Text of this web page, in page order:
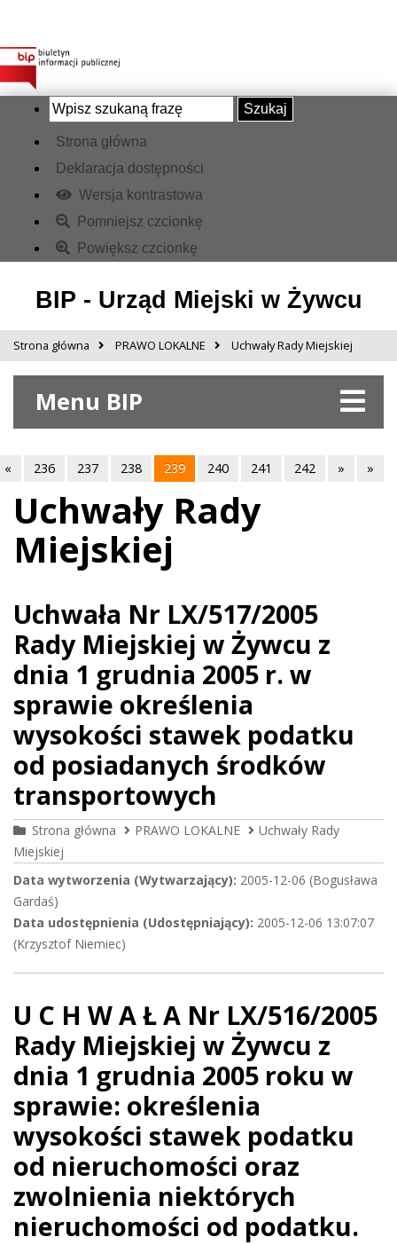
Szukaj
Strona główna
Deklaracja dostępności
Wersja kontrastowa
Pomniejsz czcionkę
Powiększ czcionkę
BIP - Urząd Miejski w Żywcu
Strona główna PRAWO LOKALNE Uchwały Rady Miejskiej
Menu BIP
« 236 237 238 239 240 241 242 » »
Uchwały Rady
Miejskiej
Uchwała Nr LX/517/2005
Rady Miejskiej w Żywcu z
dnia 1 grudnia 2005 r. w
sprawie określenia
wysokości stawek podatku
od posiadanych środków
transportowych
Strona główna PRAWO LOKALNE
Uchwały Rady
Miejskiej
Data wytworzenia (Wytwarzający): 2005-12-06 (Bogusława
Gardaś)
Data udostępnienia (Udostępniający): 2005-12-06 13:07:07
(Krzysztof Niemiec)
U C H W A Ł A Nr LX/516/2005
Rady Miejskiej w Żywcu z
dnia 1 grudnia 2005 roku w
sprawie: określenia
wysokości stawek podatku
od nieruchomości oraz
zwolnienia niektórych
nieruchomości od podatku.